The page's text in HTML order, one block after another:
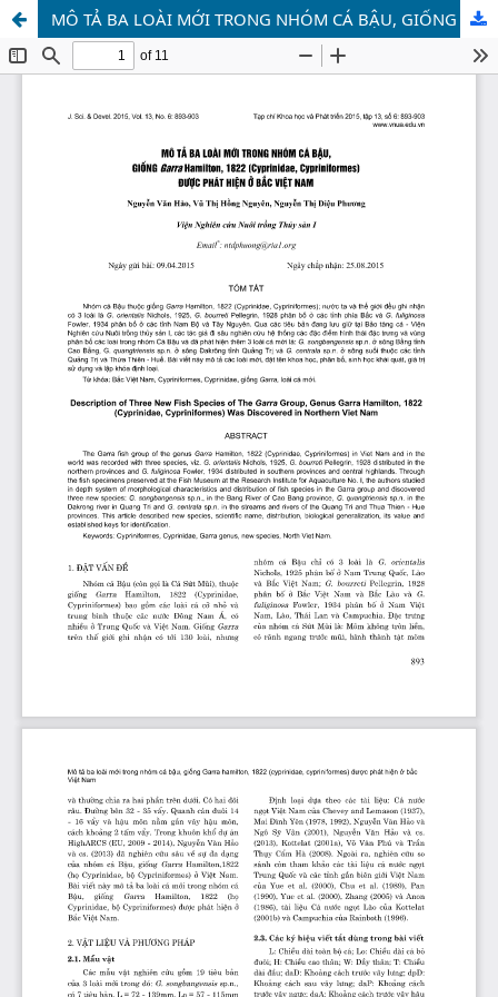
MÔ TẢ BA LOÀI MỚI TRONG NHÓM CÁ BẬU, GIỐNG Garra Hamilton, 1822 (Cyprinidae, Cypriniformes) ĐƯỢC PHÁT HIỆN Ở BẮC VIỆT NAM